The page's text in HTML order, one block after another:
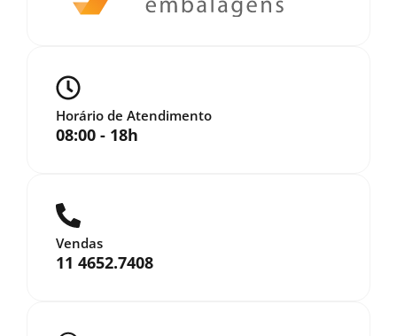
Horário de Atendimento
08:00 - 18h
Vendas
11 4652.7408